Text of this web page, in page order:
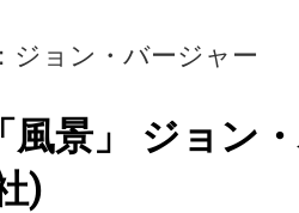
ジョン・バージャー
風景」 ジョン
)